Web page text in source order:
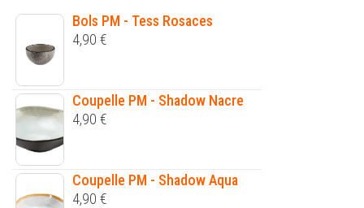
Bols PM - Tess Rosaces
4,90 €
Coupelle PM - Shadow Nacre
4,90 €
Coupelle PM - Shadow Aqua
4,90 €